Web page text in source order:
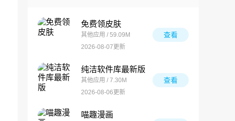
免费领皮肤
其他应用 / 59.09M
2026-08-07更新
查看
纯洁软件库最新版
其他应用 / 7.30M
2026-08-06更新
查看
喵趣漫画